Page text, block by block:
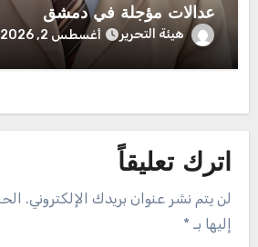
عدالات مؤجلة في دمشق
هيئة التحرير أغسطس 2, 2026
اترك تعليقاً
لن يتم نشر عنوان بريدك الإلكتروني.
إليها بـ *